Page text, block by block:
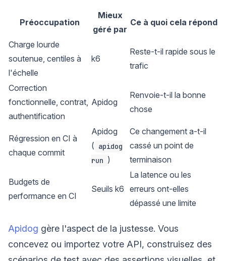
Préoccupation
Mieux
géré par
Ce à quoi cela répond
Charge lourde
soutenue, centiles à
l'échelle
k6
Reste-t-il rapide sous le
trafic
Correction
fonctionnelle, contrat,
authentification
Apidog
Renvoie-t-il la bonne
chose
Régression en CI à
chaque commit
Apidog
( apidog
run )
Ce changement a-t-il
cassé un point de
terminaison
Budgets de
performance en CI
Seuils k6
La latence ou les
erreurs ont-elles
dépassé une limite
Apidog gère l'aspect de la justesse. Vous
concevez ou importez votre API, construisez des